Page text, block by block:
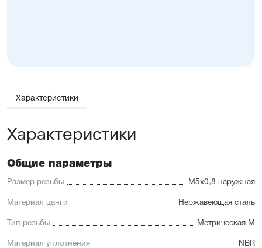
Характеристики
Характеристики
Общие параметры
Размер резьбы М5x0,8 наружная
Материал цанги Нержавеющая сталь
Тип резьбы Метрическая М
Материал уплотнения NBR